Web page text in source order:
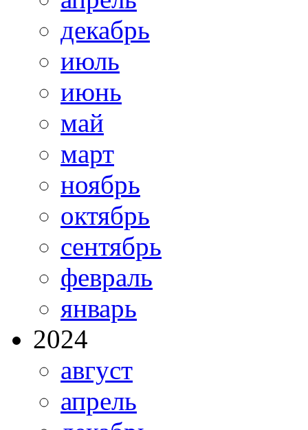
декабрь
июль
июнь
май
март
ноябрь
октябрь
сентябрь
февраль
январь
2024
август
апрель